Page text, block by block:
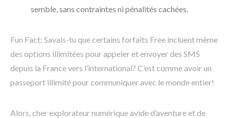
semble, sans contraintes ni pénalités cachées.
Fun Fact: Savais-tu que certains forfaits Free incluent même
des options illimitées pour appeler et envoyer des SMS
depuis la France vers l’international? C’est comme avoir un
passeport illimité pour communiquer avec le monde entier!
Alors, cher explorateur numérique avide d’aventure et de